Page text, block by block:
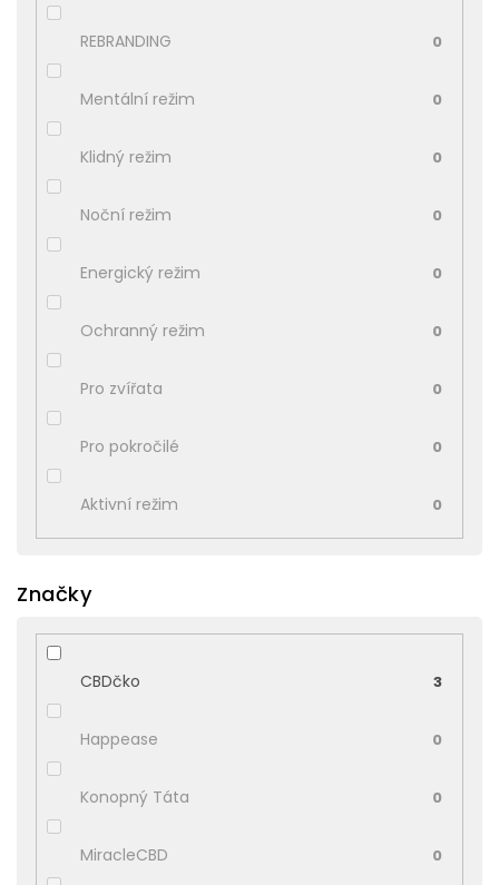
REBRANDING 0
Mentální režim 0
Klidný režim 0
Noční režim 0
Energický režim 0
Ochranný režim 0
Pro zvířata 0
Pro pokročilé 0
Aktivní režim 0
Značky
CBDčko 3
Happease 0
Konopný Táta 0
MiracleCBD 0